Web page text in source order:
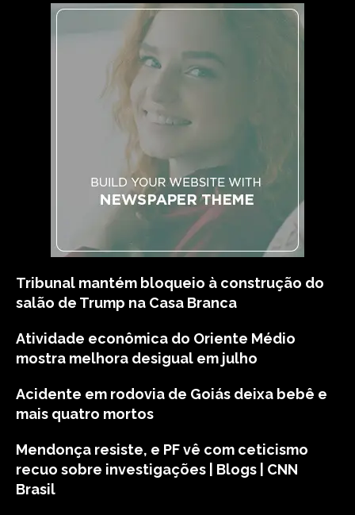
Tribunal mantém bloqueio à construção do
salão de Trump na Casa Branca
Atividade econômica do Oriente Médio
mostra melhora desigual em julho
Acidente em rodovia de Goiás deixa bebê e
mais quatro mortos
Mendonça resiste, e PF vê com ceticismo
recuo sobre investigações | Blogs | CNN
Brasil